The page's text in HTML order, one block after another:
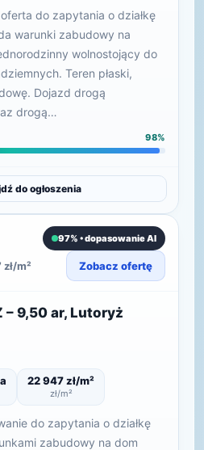
do zapytania o działkę
warunki zabudowy na
wolnostojący do
Teren płaski,
Dojazd drogą
drogą…
98%
do ogłoszenia
97% • dopasowanie AI
m² Zobacz ofertę
– 9,50 ar, Lutoryż
22 947 zł/m²
zł/m²
do zapytania o działkę
zabudowy na dom